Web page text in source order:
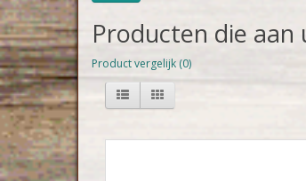
Producten die
Product vergelijk (0)